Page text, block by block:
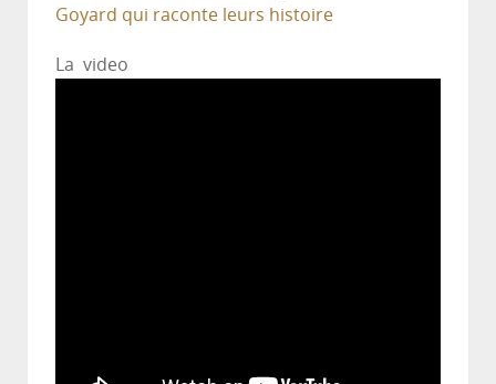
Goyard qui raconte leurs histoire
La video